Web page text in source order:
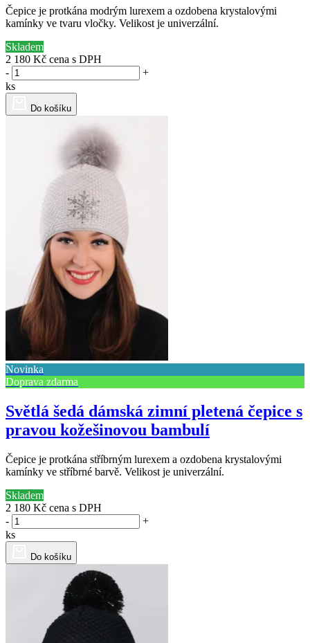
Čepice je protkána modrým lurexem a ozdobena krystalovými
kamínky ve tvaru vločky. Velikost je univerzální.
Skladem
2 180 Kč cena s DPH
-
+
ks
Do košíku
Novinka
Doprava zdarma
Světlá šedá dámská zimní pletená čepice s
pravou kožešinovou bambulí
Čepice je protkána stříbrným lurexem a ozdobena krystalovými
kamínky ve stříbrné barvě. Velikost je univerzální.
Skladem
2 180 Kč cena s DPH
-
+
ks
Do košíku